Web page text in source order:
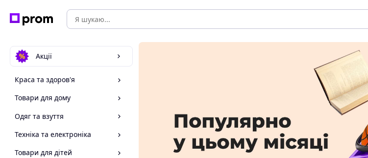
Акції
Краса та здоров'я
Товари для дому
Одяг та взуття
Техніка та електроніка
Товари для дітей